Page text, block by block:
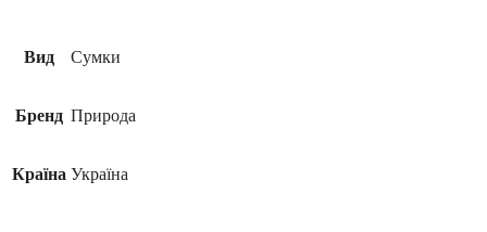
Вид Сумки
Бренд Природа
Країна Україна